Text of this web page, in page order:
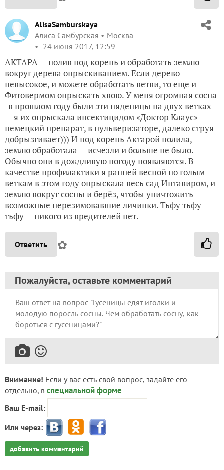
AlisaSamburskaya
Алиса Самбурская
Москва
24 июня 2017, 12:59
АКТАРА — полив под корень и обработать землю
вокруг дерева опрыскиванием. Если дерево
невысокое, и можете обработать ветви, то еще и
Фитовермом опрыскать хвою. У меня огромная сосна
-в прошлом году были эти пяденицы на двух ветках
— я их опрыскала инсектицидом «Доктор Клаус» —
немецкий препарат, в пульверизаторе, далеко струя
добрызгивает))) И под корень Актарой полила,
землю обработала — исчезли и больше не было.
Обычно они в дождливую погоду появляются. В
качестве профилактики я ранней весной по голым
веткам в этом году опрыскала весь сад Интавиром, и
землю вокруг сосны и берёз, чтобы уничтожить
возможные перезимовавшие личинки. Тьфу тьфу
тьфу — никого из вредителей нет.
Ответить ✿
Пожалуйста, оставьте комментарий
Внимание! Если у вас есть свой вопрос, задайте его
отдельно, в специальной форме
Ваш E-mail:
Или через:
добавить комментарий